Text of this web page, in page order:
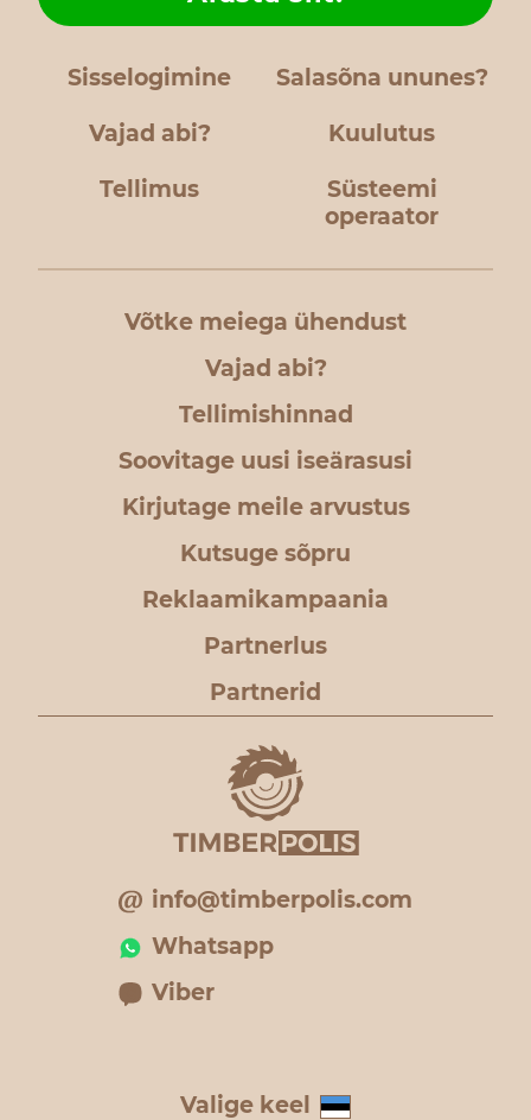
Sisselogimine Salasõna ununes?
Vajad abi? Kuulutus
Tellimus
Süsteemi
operaator
Võtke meiega ühendust
Vajad abi?
Tellimishinnad
Soovitage uusi iseärasusi
Kirjutage meile arvustus
Kutsuge sõpru
Reklaamikampaania
Partnerlus
Partnerid
info@timberpolis.com
Whatsapp
Viber
Valige keel